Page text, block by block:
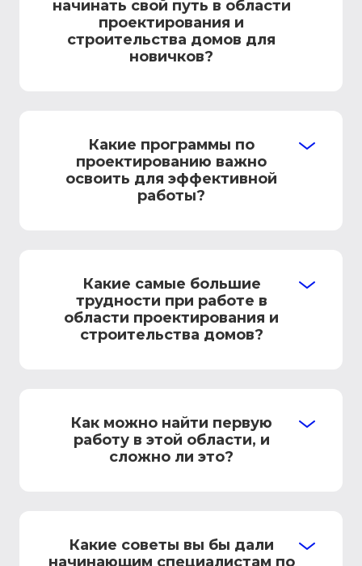
начинать свой путь в области
проектирования и
строительства домов для
новичков?
Какие программы по
проектированию важно
освоить для эффективной
работы?
Какие самые большие
трудности при работе в
области проектирования и
строительства домов?
Как можно найти первую
работу в этой области, и
сложно ли это?
Какие советы вы бы дали
начинающим специалистам по